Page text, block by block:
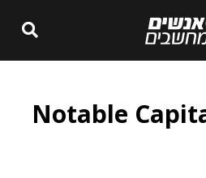
Notable